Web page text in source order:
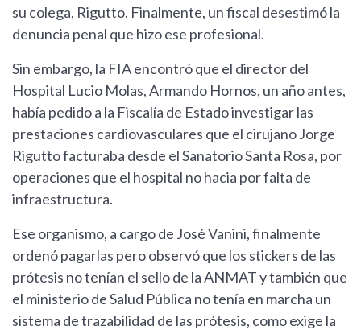
su colega, Rigutto. Finalmente, un fiscal desestimó la
denuncia penal que hizo ese profesional.
Sin embargo, la FIA encontró que el director del
Hospital Lucio Molas, Armando Hornos, un año antes,
había pedido a la Fiscalía de Estado investigar las
prestaciones cardiovasculares que el cirujano Jorge
Rigutto facturaba desde el Sanatorio Santa Rosa, por
operaciones que el hospital no hacia por falta de
infraestructura.
Ese organismo, a cargo de José Vanini, finalmente
ordenó pagarlas pero observó que los stickers de las
prótesis no tenían el sello de la ANMAT y también que
el ministerio de Salud Pública no tenía en marcha un
sistema de trazabilidad de las prótesis, como exige la